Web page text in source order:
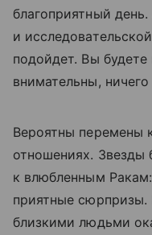
благоприятный
и
подойдет. Вы будете
внимательны,
Вероятны перемены
отношениях. Звезды
к влюбленным
приятные
близкими людьми